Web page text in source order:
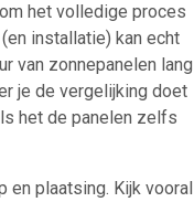
het volledige proces
installatie) kan echt
van zonnepanelen lang
je de vergelijking doet
het de panelen zelfs
en plaatsing. Kijk vooral